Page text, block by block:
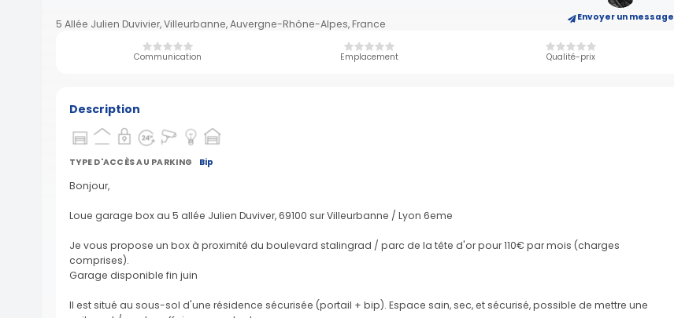
5 Allée Julien Duvivier, Villeurbanne, Auvergne-Rhône-Alpes, France Envoyer un message
Communication Emplacement Qualité-prix
Description
TYPE D'ACCÈS AU PARKING Bip
Bonjour,
Loue garage box au 5 allée Julien Duviver, 69100 sur Villeurbanne / Lyon 6eme
Je vous propose un box à proximité du boulevard stalingrad / parc de la tête d'or pour 110€ par mois (charges
comprises).
Garage disponible fin juin
Il est situé au sous-sol d'une résidence sécurisée (portail + bip). Espace sain, sec, et sécurisé, possible de mettre une